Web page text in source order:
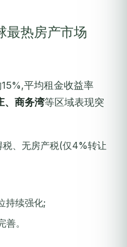
最热房产市场
平均租金收益率
、商务湾等区域表现突
、无房产税(仅4%转让
持续强化;
。